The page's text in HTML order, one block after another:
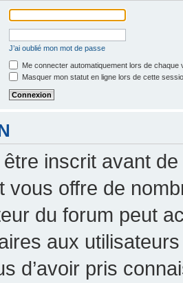
J’ai oublié mon mot de passe
Me connecter automatiquement lors de chaque
Masquer mon statut en ligne lors de cette
inscrit avant
vous offre de
du forum peut
aux
d’avoir pris